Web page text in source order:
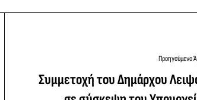
Προηγούμενο
Συμμετοχή του Δημάρχου